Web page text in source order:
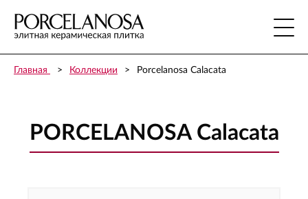
Главная Коллекции Porcelanosa Calacata
PORCELANOSA Calacata